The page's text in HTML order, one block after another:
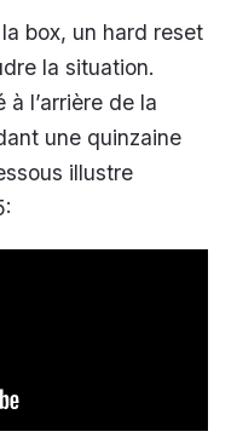
box, un hard reset
la situation.
l’arrière de la
une quinzaine
illustre